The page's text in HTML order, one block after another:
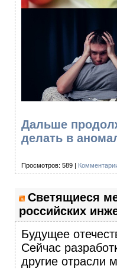
Дальше
делать в
Просмотров: 589 |
Светящиеся
российских
Будущее
Сейчас
другие отрасли